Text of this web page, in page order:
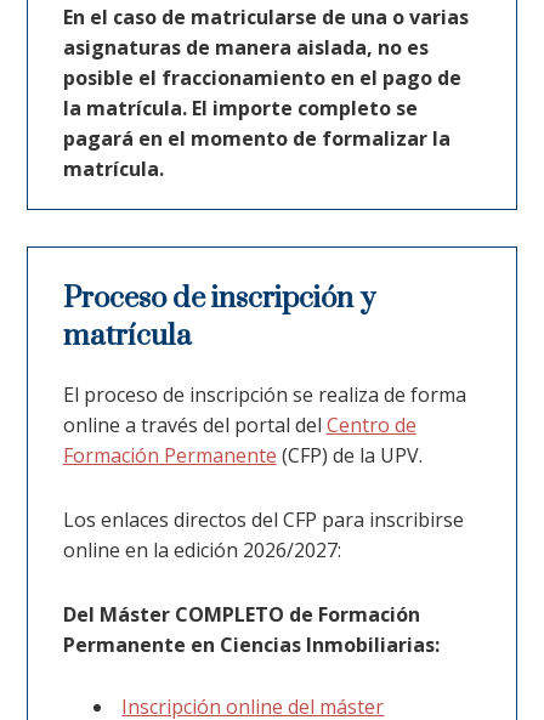
En el caso de matricularse de una o varias
asignaturas de manera aislada, no es
posible el fraccionamiento en el pago de
la matrícula. El importe completo se
pagará en el momento de formalizar la
matrícula.
Proceso de inscripción y
matrícula
El proceso de inscripción se realiza de forma
online a través del portal del Centro de
Formación Permanente (CFP) de la UPV.
Los enlaces directos del CFP para inscribirse
online en la edición 2026/2027:
Del Máster COMPLETO de Formación
Permanente en Ciencias Inmobiliarias:
Inscripción online del máster